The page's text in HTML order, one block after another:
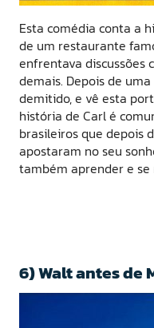
Esta comédia conta a
de um restaurante
enfrentava discussões
demais. Depois de
demitido, e vê esta
história de Carl é
brasileiros que depois
apostaram no seu
também aprender e
6) Walt antes de